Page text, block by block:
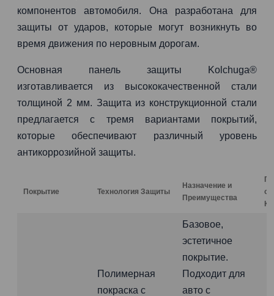
компонентов автомобиля. Она разработана для
защиты от ударов, которые могут возникнуть во
время движения по неровным дорогам.
Основная панель защиты Kolchuga®
изготавливается из высококачественной стали
толщиной 2 мм. Защита из конструкционной стали
предлагается с тремя вариантами покрытий,
которые обеспечивают различный уровень
антикоррозийной защиты.
Покрытие Технология Защиты
Назначение и
Преимущества
от
Полимерная
покраска с
Базовое,
эстетичное
покрытие.
Подходит для
авто с